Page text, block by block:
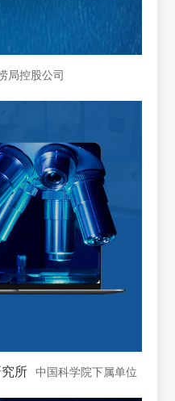
局控股公司
所 中国科学院下属单位